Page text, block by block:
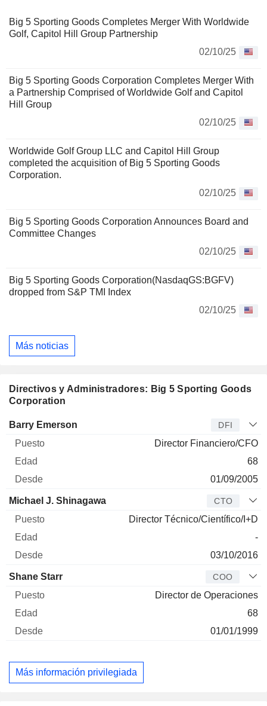
Big 5 Sporting Goods Completes Merger With Worldwide
Golf, Capitol Hill Group Partnership
02/10/25
Big 5 Sporting Goods Corporation Completes Merger With
a Partnership Comprised of Worldwide Golf and Capitol
Hill Group
02/10/25
Worldwide Golf Group LLC and Capitol Hill Group
completed the acquisition of Big 5 Sporting Goods
Corporation.
02/10/25
Big 5 Sporting Goods Corporation Announces Board and
Committee Changes
02/10/25
Big 5 Sporting Goods Corporation(NasdaqGS:BGFV)
dropped from S&P TMI Index
02/10/25
Más noticias
Directivos y Administradores: Big 5 Sporting Goods
Corporation
Director Puesto
Barry Emerson DFI
Director Financiero/CFO
68
01/09/2005
Michael J. Shinagawa CTO
Director Técnico/Científico/I+D
-
03/10/2016
Shane Starr COO
Director de Operaciones
68
01/01/1999
Más información privilegiada